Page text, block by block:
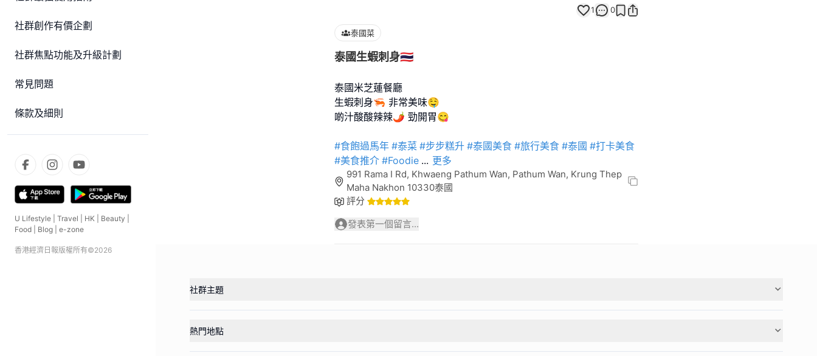
社群創作有價企劃
社群焦點功能及升級計劃
常見問題
條款及細則
U Lifestyle Travel HK Beauty
Food
Blog e-zone
香港經濟日報版權所有©2026
1 0
泰國菜
泰國生蝦刺身🇹🇭
泰國米芝蓮餐廳
生蝦刺身🦐 非常美味🤤
啲汁酸酸辣辣🌶️ 勁開胃😋
#食飽過馬年 #泰菜 #步步糕升 #泰國美食 #旅行美食 #泰國 #打卡美食
#美食推介 #Foodie ... 更多
991 Rama I Rd, Khwaeng Pathum Wan, Pathum Wan, Krung Thep
Maha Nakhon 10330泰國
評分
發表第一個留言...
社群主題
熱門地點